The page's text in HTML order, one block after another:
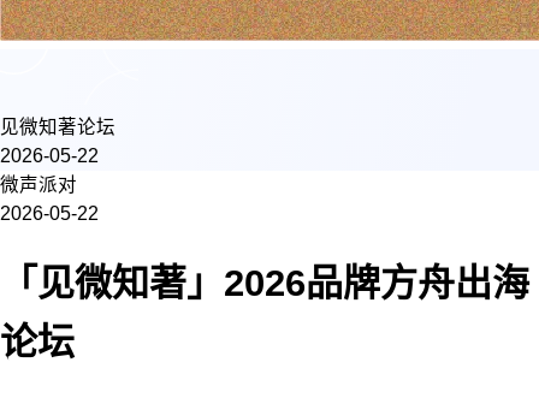
见微知著论坛
2026-05-22
微声派对
2026-05-22
「见微知著」2026品牌方舟出海
论坛